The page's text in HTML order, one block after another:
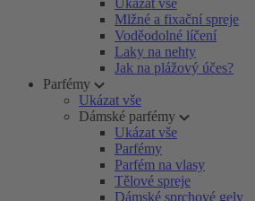
Ukázat vše
Mlžné a fixační spreje
Voděodolné líčení
Laky na nehty
Jak na plážový účes?
Parfémy
Ukázat vše
Dámské parfémy
Ukázat vše
Parfémy
Parfém na vlasy
Tělové spreje
Dámské sprchové gely